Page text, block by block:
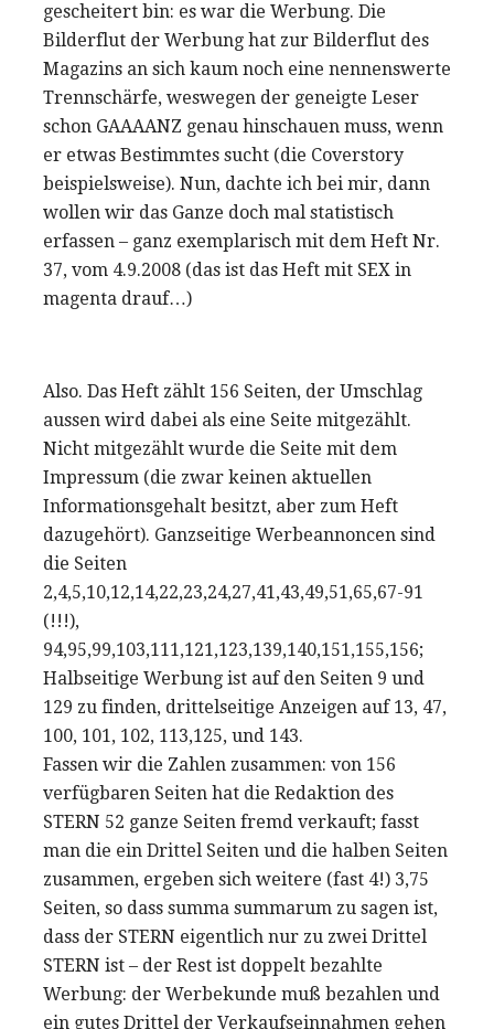
gescheitert bin: es war die Werbung. Die
Bilderflut der Werbung hat zur Bilderflut des
Magazins an sich kaum noch eine nennenswerte
Trennschärfe, weswegen der geneigte Leser
schon GAAAANZ genau hinschauen muss, wenn
er etwas Bestimmtes sucht (die Coverstory
beispielsweise). Nun, dachte ich bei mir, dann
wollen wir das Ganze doch mal statistisch
erfassen – ganz exemplarisch mit dem Heft Nr.
37, vom 4.9.2008 (das ist das Heft mit SEX in
magenta drauf…)
Also. Das Heft zählt 156 Seiten, der Umschlag
aussen wird dabei als eine Seite mitgezählt.
Nicht mitgezählt wurde die Seite mit dem
Impressum (die zwar keinen aktuellen
Informationsgehalt besitzt, aber zum Heft
dazugehört). Ganzseitige Werbeannoncen sind
die Seiten
2,4,5,10,12,14,22,23,24,27,41,43,49,51,65,67-91
(!!!),
94,95,99,103,111,121,123,139,140,151,155,156;
Halbseitige Werbung ist auf den Seiten 9 und
129 zu finden, drittelseitige Anzeigen auf 13, 47,
100, 101, 102, 113,125, und 143.
Fassen wir die Zahlen zusammen: von 156
verfügbaren Seiten hat die Redaktion des
STERN 52 ganze Seiten fremd verkauft; fasst
man die ein Drittel Seiten und die halben Seiten
zusammen, ergeben sich weitere (fast 4!) 3,75
Seiten, so dass summa summarum zu sagen ist,
dass der STERN eigentlich nur zu zwei Drittel
STERN ist – der Rest ist doppelt bezahlte
Werbung: der Werbekunde muß bezahlen und
ein gutes Drittel der Verkaufseinnahmen gehen